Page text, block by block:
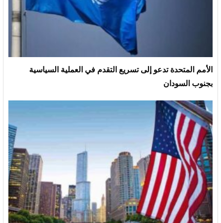
الأمم المتحدة تدعو إلى تسريع التقدم في العملية السياسية
بجنوب السودان